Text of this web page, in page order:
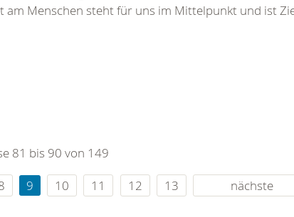
am Menschen steht für uns im Mittelpunkt und ist
81 bis 90 von 149
9 10 11 12 13 nächste